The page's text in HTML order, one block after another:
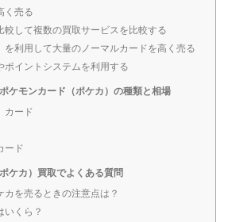
く売る
較して複数の買取サービスを比較する
を利用して大量のノーマルカードを高く売る
ポイントシステムを利用する
ケモンカード（ポケカ）の種類と相場
カード
ード
ケカ）買取でよくある質問
カを売るときの注意点は？
いくら？